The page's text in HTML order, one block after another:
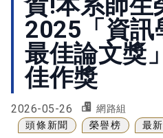
2025「資訊
最佳論文獎
佳作獎
2026-05-26 網路組
頭條新聞 榮譽榜 最